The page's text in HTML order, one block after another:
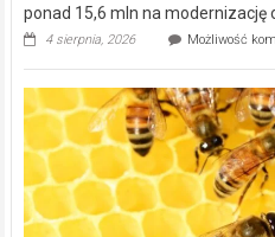
ponad 15,6 mln na modernizację
4 sierpnia, 2026 Możliwość